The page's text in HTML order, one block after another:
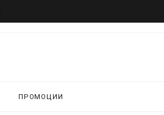
ПРОМОЦИИ